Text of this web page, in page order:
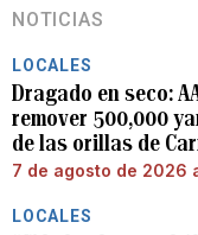
NOTICIAS
LOCALES
Dragado en seco:
remover 500,000
de las orillas de
7 de agosto de 2026
LOCALES